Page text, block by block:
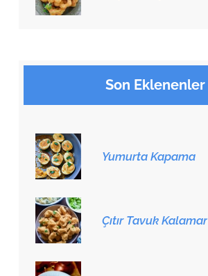
Son Eklenenler
Yumurta Kapama
Çıtır Tavuk Kalamar